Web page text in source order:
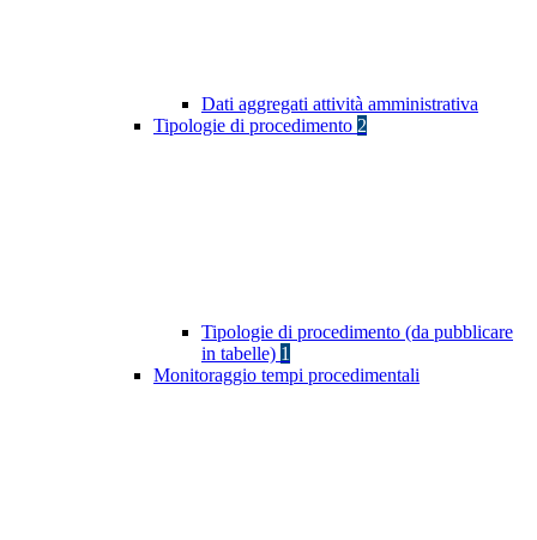
Dati aggregati attività amministrativa
Tipologie di procedimento 2
Tipologie di procedimento (da pubblicare
in tabelle) 1
Monitoraggio tempi procedimentali